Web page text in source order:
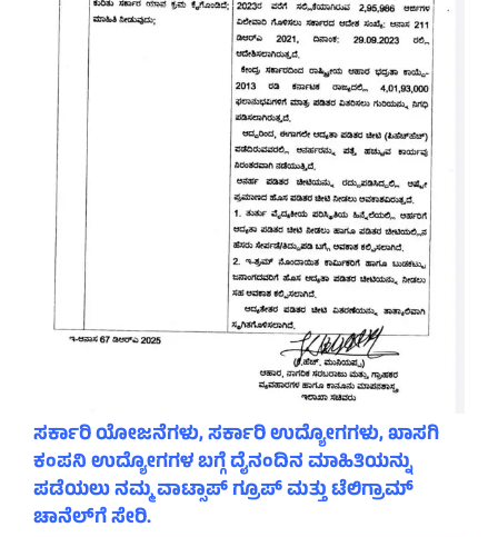
ಸರ್ಕಾರಿ ಯೋಜನೆಗಳು, ಸರ್ಕಾರಿ ಉದ್ಯೋಗಗಳು, ಖಾಸಗಿ
ಕಂಪನಿ ಉದ್ಯೋಗಗಳ ಬಗ್ಗೆ ದೈನಂದಿನ ಮಾಹಿತಿಯನ್ನು
ಪಡೆಯಲು ನಮ್ಮ ವಾಟ್ಸಾಪ್ ಗ್ರೂಪ್ ಮತ್ತು ಟೆಲಿಗ್ರಾಮ್
ಚಾನೆಲ್‌ಗೆ ಸೇರಿ.